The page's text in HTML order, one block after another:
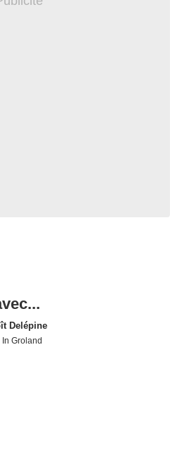
Delépine
In Groland